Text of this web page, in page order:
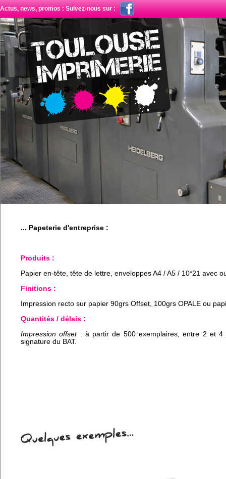
Actus, news, promos : Suivez-nous sur :
... Papeterie d'entreprise :
Produits :
Papier en-tête, tête de lettre, enveloppes A4 / A5 / 10*21 avec
Finitions :
Impression recto sur papier 90grs Offset, 100grs OPALE ou
Quantités / délais :
Impression offset: à partir de 500 exemplaires, entre 2 et 4
signature du BAT.